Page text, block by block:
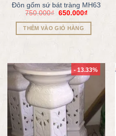
Đôn gốm sứ bát tràng MH63
750.000₫ 650.000₫
THÊM VÀO GIỎ HÀNG
- 13.33%